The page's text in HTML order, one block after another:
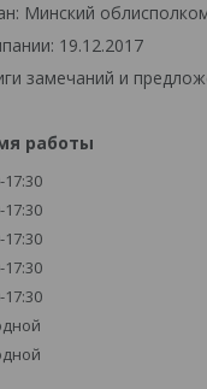
Минский
19.12.2017
замечаний и
работы
17:30
17:30
17:30
17:30
17:30